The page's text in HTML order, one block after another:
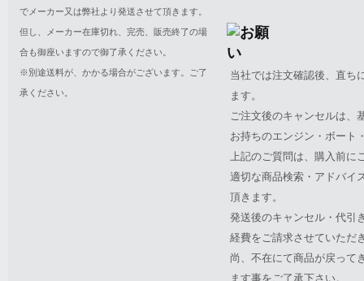
でメーカー又は弊社より発送させて頂きます。
但し、メーカー在庫切れ、完売、販売終了の場
合も御座いますので御了承ください。
※別途送料が、かかる場合がございます。ご了
承ください。
当社では注文確認後、直ち
ます。
ご注文後のキャンセルは、
お持ちのエンジン・ボート
上記のご質問は、購入前に
適切な商品検索・アドバイ
頂きます。
発送後のキャンセル・代引
経費をご請求させていただ
尚、不在にて商品が戻って
ます事をご了承下さい。